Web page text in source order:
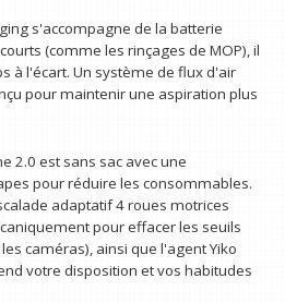
s'accompagne de la batterie
(comme les rinçages de MOP), il
à l'écart. Un système de flux d'air
pour maintenir une aspiration plus
2.0 est sans sac avec une
pour réduire les consommables.
adaptatif 4 roues motrices
pour effacer les seuils
caméras), ainsi que l'agent Yiko
votre disposition et vos habitudes